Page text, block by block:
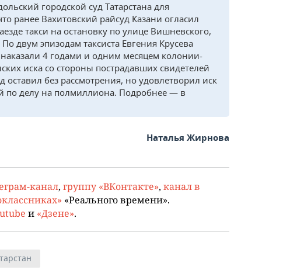
городской суд Татарстана для
ранее Вахитовский райсуд Казани огласил
такси на остановку по улице Вишневского,
двум эпизодам таксиста Евгения Крусева
4 годами и одним месяцем колонии-
иска со стороны пострадавших свидетелей
оставил без рассмотрения, но удовлетворил иск
по делу на полмиллиона. Подробнее — в
Наталья Жирнова
канал, группу «ВКонтакте», канал в
«Реального времени».
и «Дзене».